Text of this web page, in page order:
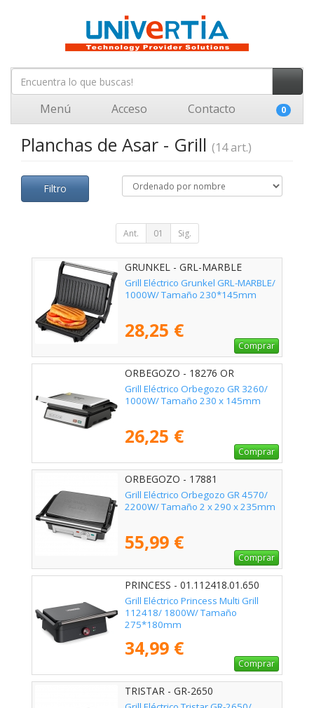
Menú Acceso Contacto 0
Planchas de Asar - Grill (14 art.)
Filtro
Ant. 01 Sig.
GRUNKEL - GRL-MARBLE
Grill Eléctrico Grunkel GRL-MARBLE/
1000W/ Tamaño 230*145mm
28,25 €
Comprar
ORBEGOZO - 18276 OR
Grill Eléctrico Orbegozo GR 3260/
1000W/ Tamaño 230 x 145mm
26,25 €
Comprar
ORBEGOZO - 17881
Grill Eléctrico Orbegozo GR 4570/
2200W/ Tamaño 2 x 290 x 235mm
55,99 €
Comprar
PRINCESS - 01.112418.01.650
Grill Eléctrico Princess Multi Grill
112418/ 1800W/ Tamaño
275*180mm
34,99 €
Comprar
TRISTAR - GR-2650